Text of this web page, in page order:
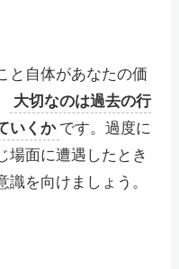
と自体があなたの価
大切なのは過去の行
いくか です。過度に
場面に遭遇したとき
を向けましょう。